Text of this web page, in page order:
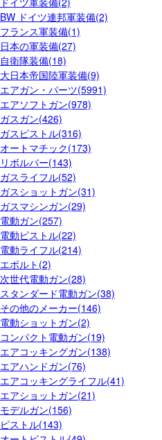
BW ドイツ連邦軍装備(2)
フランス軍装備(1)
日本の軍装備(27)
自衛隊装備(18)
大日本帝国陸軍装備(9)
エアガン・パーツ(5991)
エアソフトガン(978)
ガスガン(426)
ガスピストル(316)
オートマチック(173)
リボルバー(143)
ガスライフル(52)
ガスショットガン(31)
ガスマシンガン(29)
電動ガン(257)
電動ピストル(22)
電動ライフル(214)
エボルト(2)
次世代電動ガン(28)
スタンダード電動ガン(38)
その他のメーカー(146)
電動ショットガン(2)
コンパクト電動ガン(19)
エアコッキングガン(138)
エアハンドガン(76)
エアコッキングライフル(41)
エアショットガン(21)
モデルガン(156)
ピストル(143)